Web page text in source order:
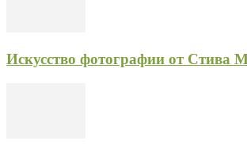
Искусство фотографии от Стива